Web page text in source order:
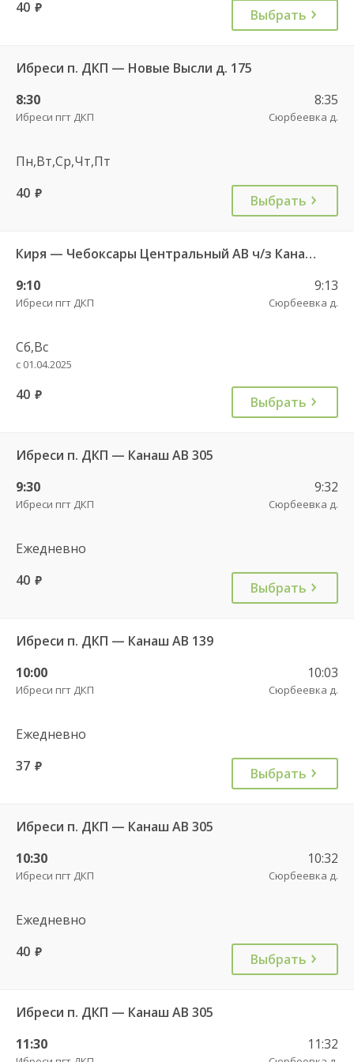
40 руб. Выбрать
Ибреси п. ДКП — Новые Высли д. 175
8:30
Ибреси пгт ДКП
8:35
Сюрбеевка д.
Пн,Вт,Ср,Чт,Пт
40 руб. Выбрать
Киря — Чебоксары Центральный АВ ч/з Канаш АВ 540
9:10
Ибреси пгт ДКП
9:13
Сюрбеевка д.
Сб,Вс
с 01.04.2025
40 руб. Выбрать
Ибреси п. ДКП — Канаш АВ 305
9:30
Ибреси пгт ДКП
9:32
Сюрбеевка д.
Ежедневно
40 руб. Выбрать
Ибреси п. ДКП — Канаш АВ 139
10:00
Ибреси пгт ДКП
10:03
Сюрбеевка д.
Ежедневно
37 руб. Выбрать
Ибреси п. ДКП — Канаш АВ 305
10:30
Ибреси пгт ДКП
10:32
Сюрбеевка д.
Ежедневно
40 руб. Выбрать
Ибреси п. ДКП — Канаш АВ 305
11:30
11:32